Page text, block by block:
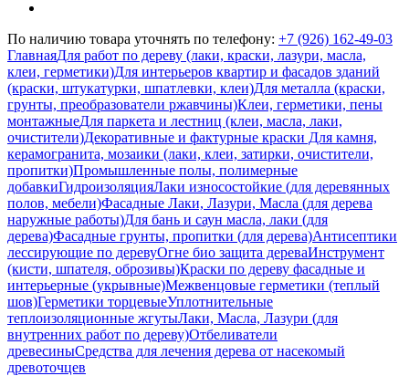
По наличию товара уточнять по телефону: +7 (926) 162-49-03
ГлавнаяДля работ по дереву (лаки, краски, лазури, масла,
клеи, герметики)Для интерьеров квартир и фасадов зданий
(краски, штукатурки, шпатлевки, клеи)Для металла (краски,
грунты, преобразователи ржавчины)Клеи, герметики, пены
монтажныеДля паркета и лестниц (клеи, масла, лаки,
очистители)Декоративные и фактурные краски Для камня,
керамогранита, мозаики (лаки, клеи, затирки, очистители,
пропитки)Промышленные полы, полимерные
добавкиГидроизоляцияЛаки износостойкие (для деревянных
полов, мебели)Фасадные Лаки, Лазури, Масла (для дерева
наружные работы)Для бань и саун масла, лаки (для
дерева)Фасадные грунты, пропитки (для дерева)Антисептики
лесcирующие по деревуОгне био защита дереваИнструмент
(кисти, шпателя, оброзивы)Краски по дереву фасадные и
интерьерные (укрывные)Межвенцовые герметики (теплый
шов)Герметики торцевыеУплотнительные
теплоизоляционные жгутыЛаки, Масла, Лазури (для
внутренних работ по дереву)Отбеливатели
древесиныСредства для лечения дерева от насекомый
древоточцев